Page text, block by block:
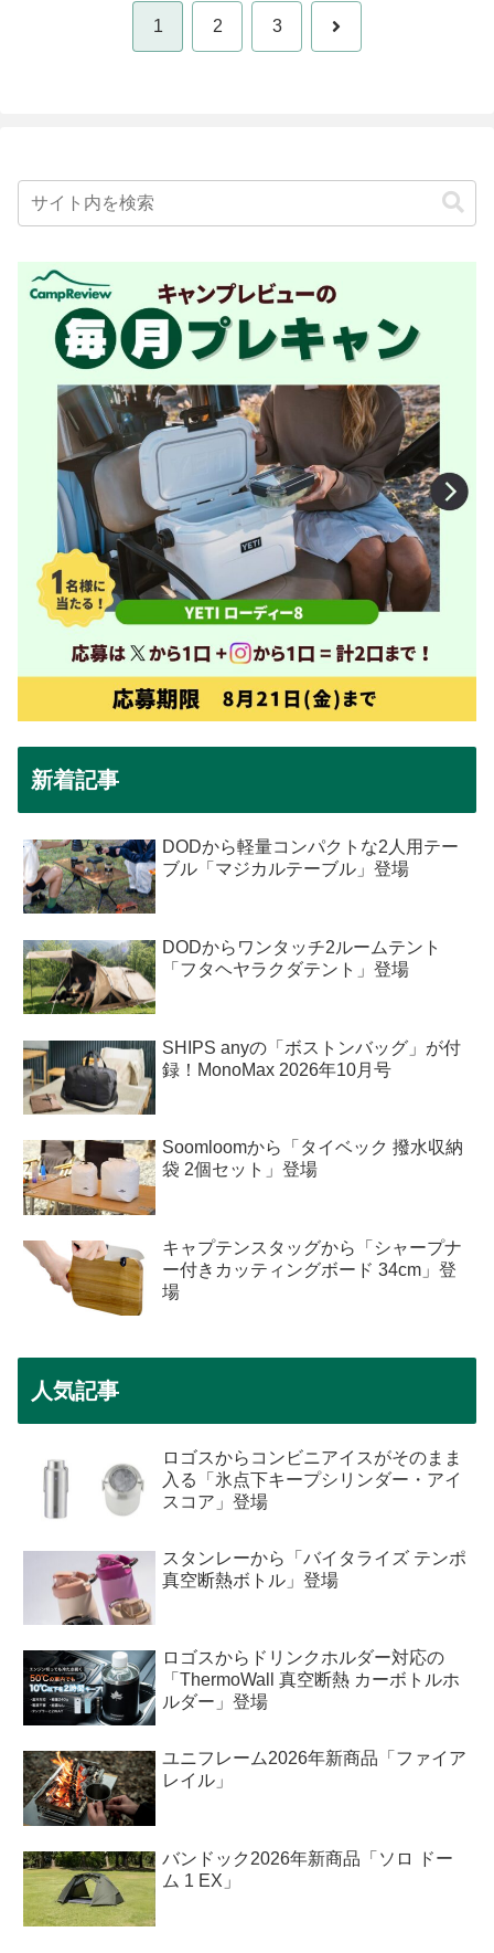
1 2 3 次
新着記事
DODから軽量コンパクトな2人用テー
ブル「マジカルテーブル」登場
DODからワンタッチ2ルームテント
「フタヘヤラクダテント」登場
SHIPS anyの「ボストンバッグ」が付
録！MonoMax 2026年10月号
Soomloomから「タイベック 撥水収納
袋 2個セット」登場
キャプテンスタッグから「シャープナ
ー付きカッティングボード 34cm」登
場
人気記事
ロゴスからコンビニアイスがそのまま
入る「氷点下キープシリンダー・アイ
スコア」登場
スタンレーから「バイタライズ テンポ
真空断熱ボトル」登場
ロゴスからドリンクホルダー対応の
「ThermoWall 真空断熱 カーボトルホ
ルダー」登場
ユニフレーム2026年新商品「ファイア
レイル」
バンドック2026年新商品「ソロ ドー
ム 1 EX」